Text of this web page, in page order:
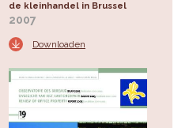
de kleinhandel in Brussel
2007
Downloaden